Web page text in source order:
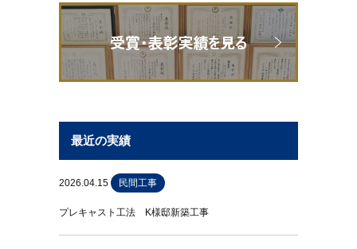
最近の実績
2026.04.15 民間工事
プレキャスト工法 K様邸新築工事